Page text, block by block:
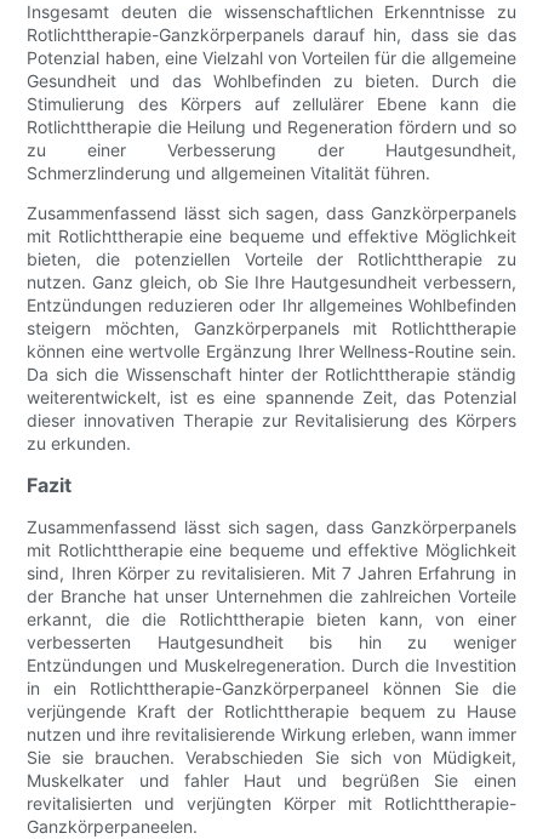
Insgesamt deuten die wissenschaftlichen Erkenntnisse zu
Rotlichttherapie-Ganzkörperpanels darauf hin, dass sie das
Potenzial haben, eine Vielzahl von Vorteilen für die allgemeine
Gesundheit und das Wohlbefinden zu bieten. Durch die
Stimulierung des Körpers auf zellulärer Ebene kann die
Rotlichttherapie die Heilung und Regeneration fördern und so
zu einer Verbesserung der Hautgesundheit,
Schmerzlinderung und allgemeinen Vitalität führen.
Zusammenfassend lässt sich sagen, dass Ganzkörperpanels
mit Rotlichttherapie eine bequeme und effektive Möglichkeit
bieten, die potenziellen Vorteile der Rotlichttherapie zu
nutzen. Ganz gleich, ob Sie Ihre Hautgesundheit verbessern,
Entzündungen reduzieren oder Ihr allgemeines Wohlbefinden
steigern möchten, Ganzkörperpanels mit Rotlichttherapie
können eine wertvolle Ergänzung Ihrer Wellness-Routine sein.
Da sich die Wissenschaft hinter der Rotlichttherapie ständig
weiterentwickelt, ist es eine spannende Zeit, das Potenzial
dieser innovativen Therapie zur Revitalisierung des Körpers
zu erkunden.
Fazit
Zusammenfassend lässt sich sagen, dass Ganzkörperpanels
mit Rotlichttherapie eine bequeme und effektive Möglichkeit
sind, Ihren Körper zu revitalisieren. Mit 7 Jahren Erfahrung in
der Branche hat unser Unternehmen die zahlreichen Vorteile
erkannt, die die Rotlichttherapie bieten kann, von einer
verbesserten Hautgesundheit bis hin zu weniger
Entzündungen und Muskelregeneration. Durch die Investition
in ein Rotlichttherapie-Ganzkörperpaneel können Sie die
verjüngende Kraft der Rotlichttherapie bequem zu Hause
nutzen und ihre revitalisierende Wirkung erleben, wann immer
Sie sie brauchen. Verabschieden Sie sich von Müdigkeit,
Muskelkater und fahler Haut und begrüßen Sie einen
revitalisierten und verjüngten Körper mit Rotlichttherapie-
Ganzkörperpaneelen.